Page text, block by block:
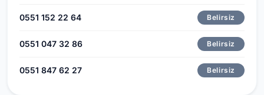
0551 152 22 64 Belirsiz
0551 047 32 86 Belirsiz
0551 847 62 27 Belirsiz